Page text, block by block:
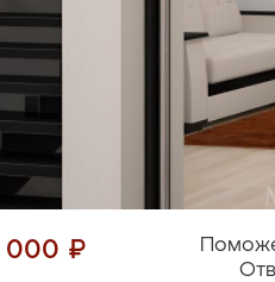
000 ₽